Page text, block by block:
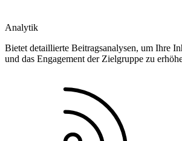
Analytik
Bietet detaillierte Beitragsanalysen, um Ihre
und das Engagement der Zielgruppe zu